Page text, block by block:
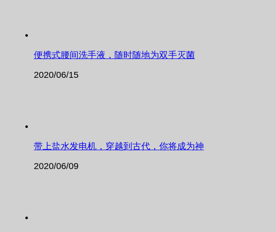
便携式腰间洗手液，随时随地为双手灭菌
2020/06/15
带上盐水发电机，穿越到古代，你将成为神
2020/06/09